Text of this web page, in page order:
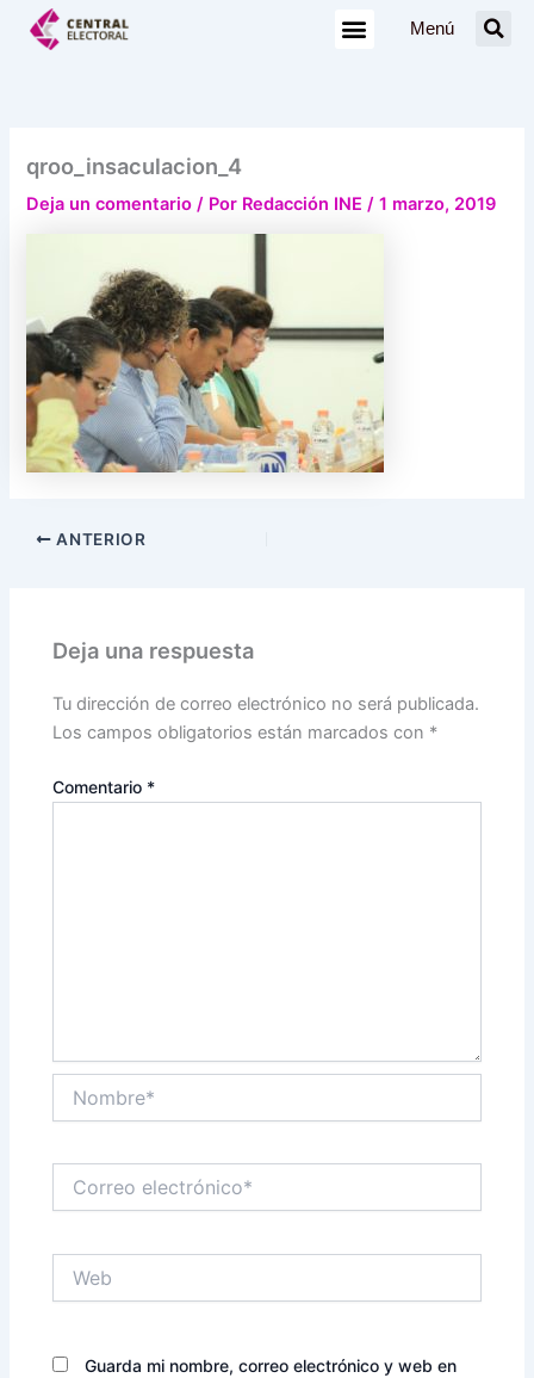
Menú
qroo_insaculacion_4
Deja un comentario / Por Redacción INE/1 marzo, 2019
ANTERIOR
Deja una respuesta
Tu dirección de correo electrónico no será publicada.
Los campos obligatorios están marcados con *
Comentario *
electrónico*
Guarda mi nombre, correo electrónico y web en